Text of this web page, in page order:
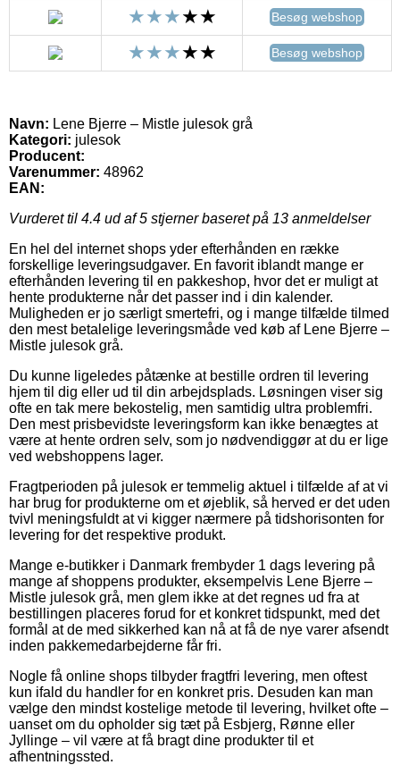
Besøg webshop
Besøg webshop
Navn: Lene Bjerre – Mistle julesok grå
Kategori: julesok
Producent:
Varenummer: 48962
EAN:
Vurderet til 4.4 ud af 5 stjerner baseret på 13 anmeldelser
En hel del internet shops yder efterhånden en række
forskellige leveringsudgaver. En favorit iblandt mange er
efterhånden levering til en pakkeshop, hvor det er muligt at
hente produkterne når det passer ind i din kalender.
Muligheden er jo særligt smertefri, og i mange tilfælde tilmed
den mest betalelige leveringsmåde ved køb af Lene Bjerre –
Mistle julesok grå.
Du kunne ligeledes påtænke at bestille ordren til levering
hjem til dig eller ud til din arbejdsplads. Løsningen viser sig
ofte en tak mere bekostelig, men samtidig ultra problemfri.
Den mest prisbevidste leveringsform kan ikke benægtes at
være at hente ordren selv, som jo nødvendiggør at du er lige
ved webshoppens lager.
Fragtperioden på julesok er temmelig aktuel i tilfælde af at vi
har brug for produkterne om et øjeblik, så herved er det uden
tvivl meningsfuldt at vi kigger nærmere på tidshorisonten for
levering for det respektive produkt.
Mange e-butikker i Danmark frembyder 1 dags levering på
mange af shoppens produkter, eksempelvis Lene Bjerre –
Mistle julesok grå, men glem ikke at det regnes ud fra at
bestillingen placeres forud for et konkret tidspunkt, med det
formål at de med sikkerhed kan nå at få de nye varer afsendt
inden pakkemedarbejderne får fri.
Nogle få online shops tilbyder fragtfri levering, men oftest
kun ifald du handler for en konkret pris. Desuden kan man
vælge den mindst kostelige metode til levering, hvilket ofte –
uanset om du opholder sig tæt på Esbjerg, Rønne eller
Jyllinge – vil være at få bragt dine produkter til et
afhentningssted.